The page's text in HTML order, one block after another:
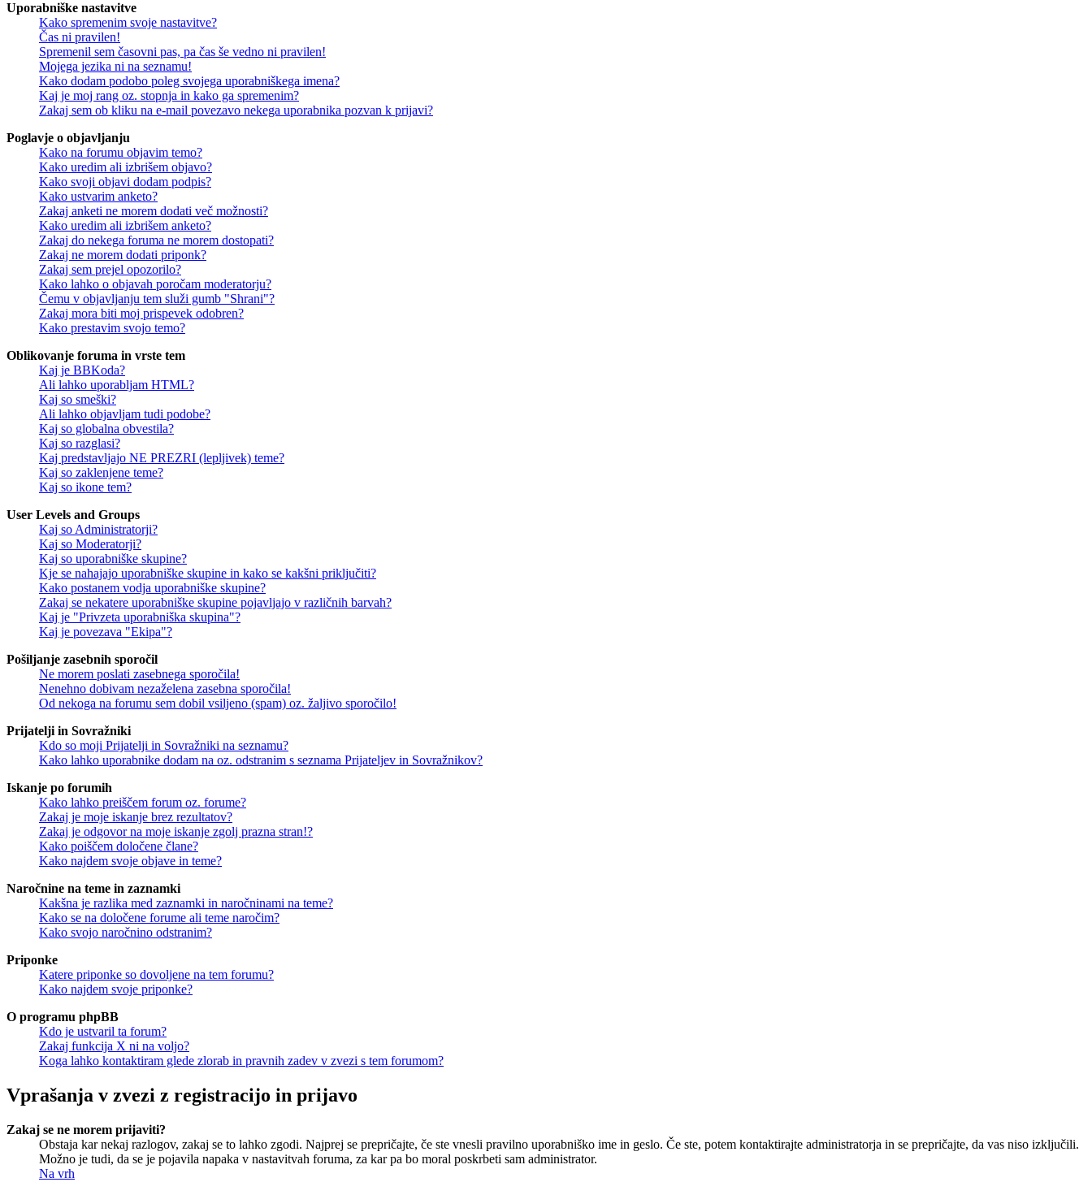
Uporabniške nastavitve
Kako spremenim svoje nastavitve?
Čas ni pravilen!
Spremenil sem časovni pas, pa čas še vedno ni pravilen!
Mojega jezika ni na seznamu!
Kako dodam podobo poleg svojega uporabniškega imena?
Kaj je moj rang oz. stopnja in kako ga spremenim?
Zakaj sem ob kliku na e-mail povezavo nekega uporabnika pozvan k prijavi?
Poglavje o objavljanju
Kako na forumu objavim temo?
Kako uredim ali izbrišem objavo?
Kako svoji objavi dodam podpis?
Kako ustvarim anketo?
Zakaj anketi ne morem dodati več možnosti?
Kako uredim ali izbrišem anketo?
Zakaj do nekega foruma ne morem dostopati?
Zakaj ne morem dodati priponk?
Zakaj sem prejel opozorilo?
Kako lahko o objavah poročam moderatorju?
Čemu v objavljanju tem služi gumb "Shrani"?
Zakaj mora biti moj prispevek odobren?
Kako prestavim svojo temo?
Oblikovanje foruma in vrste tem
Kaj je BBKoda?
Ali lahko uporabljam HTML?
Kaj so smeški?
Ali lahko objavljam tudi podobe?
Kaj so globalna obvestila?
Kaj so razglasi?
Kaj predstavljajo NE PREZRI (lepljivek) teme?
Kaj so zaklenjene teme?
Kaj so ikone tem?
User Levels and Groups
Kaj so Administratorji?
Kaj so Moderatorji?
Kaj so uporabniške skupine?
Kje se nahajajo uporabniške skupine in kako se kakšni priključiti?
Kako postanem vodja uporabniške skupine?
Zakaj se nekatere uporabniške skupine pojavljajo v različnih barvah?
Kaj je "Privzeta uporabniška skupina"?
Kaj je povezava "Ekipa"?
Pošiljanje zasebnih sporočil
Ne morem poslati zasebnega sporočila!
Nenehno dobivam nezaželena zasebna sporočila!
Od nekoga na forumu sem dobil vsiljeno (spam) oz. žaljivo sporočilo!
Prijatelji in Sovražniki
Kdo so moji Prijatelji in Sovražniki na seznamu?
Kako lahko uporabnike dodam na oz. odstranim s seznama Prijateljev in Sovražnikov?
Iskanje po forumih
Kako lahko preiščem forum oz. forume?
Zakaj je moje iskanje brez rezultatov?
Zakaj je odgovor na moje iskanje zgolj prazna stran!?
Kako poiščem določene člane?
Kako najdem svoje objave in teme?
Naročnine na teme in zaznamki
Kakšna je razlika med zaznamki in naročninami na teme?
Kako se na določene forume ali teme naročim?
Kako svojo naročnino odstranim?
Priponke
Katere priponke so dovoljene na tem forumu?
Kako najdem svoje priponke?
O programu phpBB
Kdo je ustvaril ta forum?
Zakaj funkcija X ni na voljo?
Koga lahko kontaktiram glede zlorab in pravnih zadev v zvezi s tem forumom?
Vprašanja v zvezi z registracijo in prijavo
Zakaj se ne morem prijaviti?
Obstaja kar nekaj razlogov, zakaj se to lahko zgodi. Najprej se prepričajte, če ste vnesli pravilno uporabniško ime in geslo. Če ste, potem kontaktirajte administratorja in se prepričajte, da vas niso izključili.
Možno je tudi, da se je pojavila napaka v nastavitvah foruma, za kar pa bo moral poskrbeti sam administrator.
Na vrh